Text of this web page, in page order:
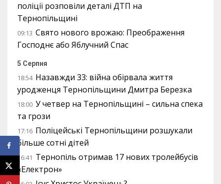
поліції розповіли деталі ДТП на
Тернопільщині
09:13 Свято нового врожаю: Преображення
Господнє або Яблучний Спас
5 Серпня
18:54 Назавжди 33: війна обірвала життя
уродженця Тернопільщини Дмитра Березка
18:00 У четвер на Тернопільщині – сильна спека
та грози
17:16 Поліцейські Тернопільщини розшукали
більше сотні дітей
16:41 Тернопіль отримав 17 нових тролейбусів
«Електрон»